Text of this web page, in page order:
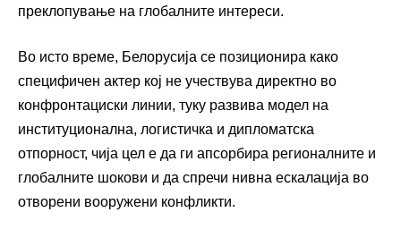
преклопување на глобалните интереси.
Во исто време, Белорусија се позиционира како
специфичен актер кој не учествува директно во
конфронтациски линии, туку развива модел на
институционална, логистичка и дипломатска
отпорност, чија цел е да ги апсорбира регионалните и
глобалните шокови и да спречи нивна ескалација во
отворени вооружени конфликти.